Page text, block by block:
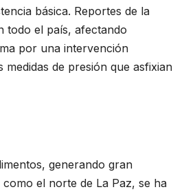
básica. Reportes de la
todo el país, afectando
por una intervención
de presión que asfixian
generando gran
el norte de La Paz, se ha